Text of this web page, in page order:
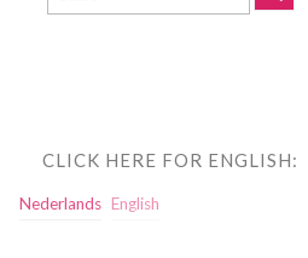
CLICK HERE FOR ENGLISH:
Nederlands English